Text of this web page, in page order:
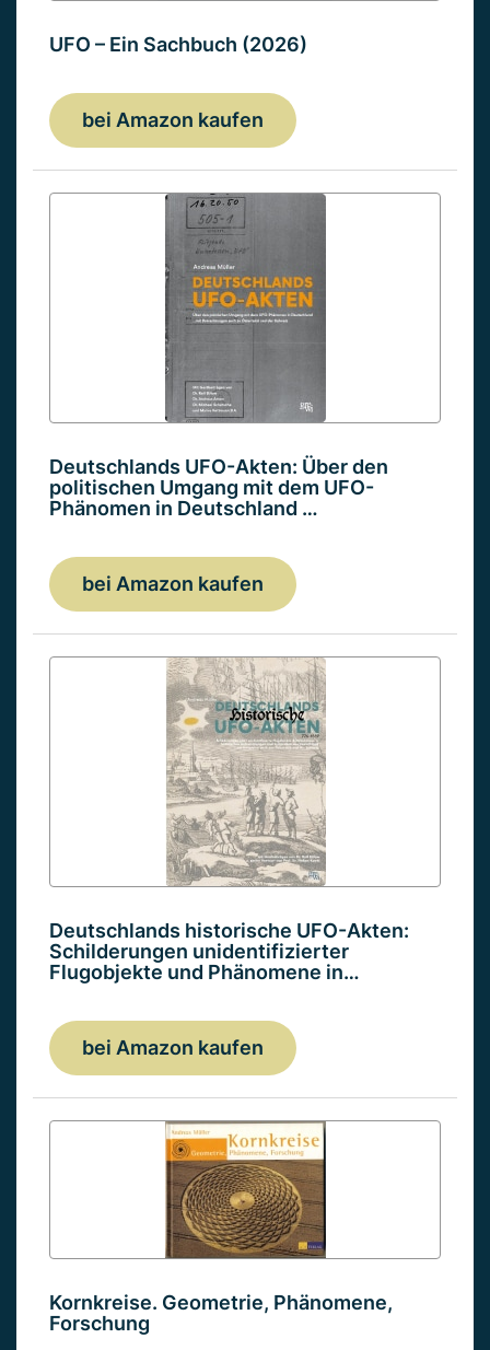
UFO – Ein Sachbuch (2026)
bei Amazon kaufen
Deutschlands UFO-Akten: Über den
politischen Umgang mit dem UFO-
Phänomen in Deutschland …
bei Amazon kaufen
Deutschlands historische UFO-Akten:
Schilderungen unidentifizierter
Flugobjekte und Phänomene in…
bei Amazon kaufen
Kornkreise. Geometrie, Phänomene,
Forschung